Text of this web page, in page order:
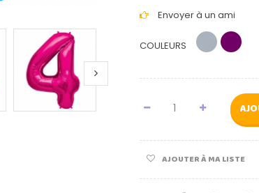
Envoyer à un ami
COULEURS
AJOUTER À MA LISTE